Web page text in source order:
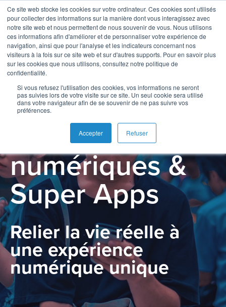
Ce site web stocke les cookies sur votre ordinateur. Ces cookies sont utilisés
pour collecter des informations sur la manière dont vous interagissez avec
notre site web et nous permettent de nous souvenir de vous. Nous utilisons
ces informations afin d'améliorer et de personnaliser votre expérience de
navigation, ainsi que pour l'analyse et les indicateurs concernant nos
visiteurs à la fois sur ce site web et sur d'autres supports. Pour en savoir plus
sur les cookies que nous utilisons, consultez notre politique de
confidentialité.
Si vous refusez l'utilisation des cookies, vos informations ne seront
pas suivies lors de votre visite sur ce site. Un seul cookie sera utilisé
dans votre navigateur afin de se souvenir de ne pas suivre vos
préférences.
Accepter Refuser
English
Español
Français
Home
Banque
Gestion
de
Cartes
Buy
Later
Banque
Digitale
et
Super
Apps
Prêts
numérique
API
Émission
Paiements
en
temps
Switch
Acquisition
SoftPOS
Paiements
QR
Hub
de
paiement
Commerce
Buy
Now
Pay
Later
Paiements
QR
Tippay
Panier
d'achat
Application
marchand
Fidélisation
Cas
d'usage
Banque
Néobanque
Microfinance
Prestataire
de
services
de
paiement
Fintech
Opérateur
de
transport
Ressources
Rapports
d'analystes
Blog
Cas
Guides
Entreprise
News
propos
Nos
adresses
Contact
SOLUTION
Services
bancaires
numériques &
Super Apps
Relier la vie réelle à
une expérience
numérique unique